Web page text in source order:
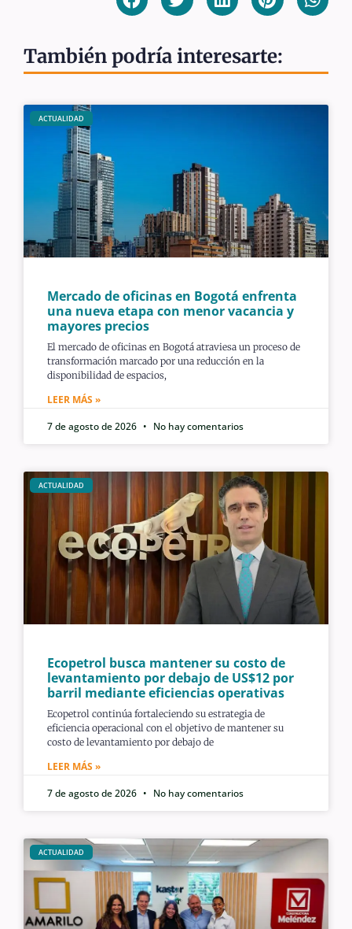
También podría interesarte:
ACTUALIDAD
Mercado de oficinas en Bogotá enfrenta
una nueva etapa con menor vacancia y
mayores precios
El mercado de oficinas en Bogotá atraviesa un proceso de
transformación marcado por una reducción en la
disponibilidad de espacios,
LEER MÁS »
7 de agosto de 2026
No hay comentarios
ACTUALIDAD
Ecopetrol busca mantener su costo de
levantamiento por debajo de US$12 por
barril mediante eficiencias operativas
Ecopetrol continúa fortaleciendo su estrategia de
eficiencia operacional con el objetivo de mantener su
costo de levantamiento por debajo de
LEER MÁS »
7 de agosto de 2026
No hay comentarios
ACTUALIDAD